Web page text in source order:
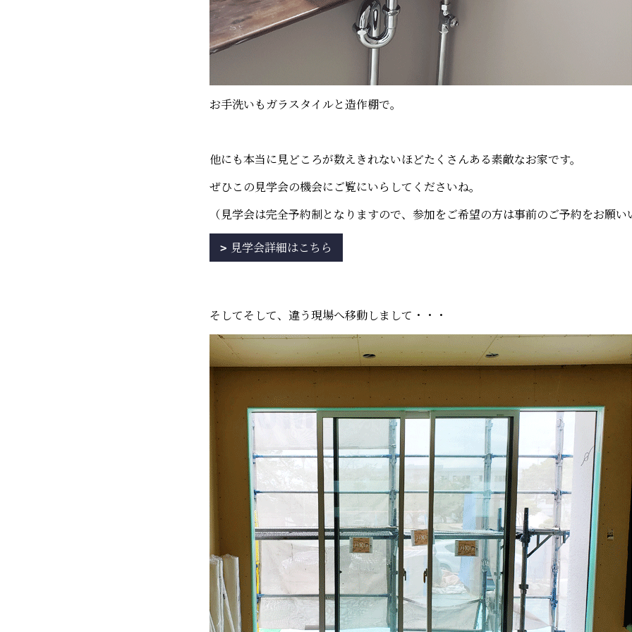
お手洗いもガラスタイルと造作棚で。
他にも本当に見どころが数えきれないほどたくさんある素敵なお家です。
ぜひこの見学会の機会にご覧にいらしてくださいね。
（見学会は完全予約制となりますので、参加をご希望の方は事前のご予約をお願い
見学会詳細はこちら
そしてそして、違う現場へ移動しまして・・・